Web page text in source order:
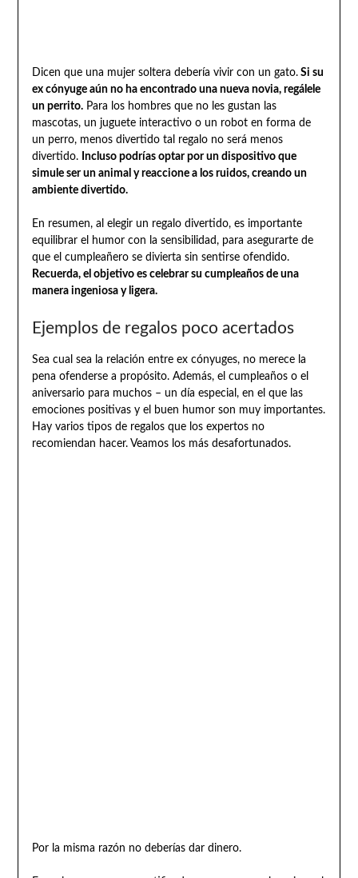
Dicen que una mujer soltera debería vivir con un gato.Si su
ex cónyuge aún no ha encontrado una nueva novia, regálele
un perrito.Para los hombres que no les gustan las
mascotas, un juguete interactivo o un robot en forma de
un perro, menos divertido tal regalo no será menos
divertido. Incluso podrías optar por un dispositivo que
simule ser un animal y reaccione a los ruidos, creando un
ambiente divertido.
En resumen, al elegir un regalo divertido, es importante
equilibrar el humor con la sensibilidad, para asegurarte de
que el cumpleañero se divierta sin sentirse ofendido.
Recuerda, el objetivo es celebrar su cumpleaños de una
manera ingeniosa y ligera.
Ejemplos de regalos poco acertados
Sea cual sea la relación entre ex cónyuges, no merece la
pena ofenderse a propósito. Además, el cumpleaños o el
aniversario para muchos – un día especial, en el que las
emociones positivas y el buen humor son muy importantes.
Hay varios tipos de regalos que los expertos no
recomiendan hacer. Veamos los más desafortunados.
Por la misma razón no deberías dar dinero.